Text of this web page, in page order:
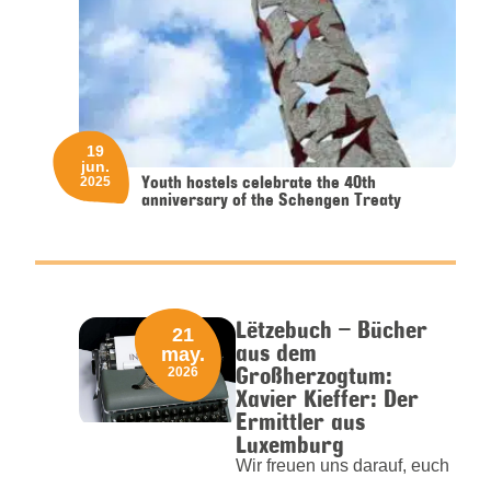
Youth hostels celebrate the 40th
anniversary of the Schengen Treaty
19
jun.
2025
Lëtzebuch – Bücher
aus dem
Großherzogtum:
Xavier Kieffer: Der
Ermittler aus
Luxemburg
Wir freuen uns darauf, euch
21
may.
2026